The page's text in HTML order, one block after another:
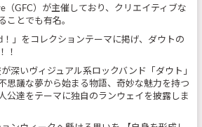
（GFC）が主催しており、クリエイティブな
ことでも有名。
！」をコレクションテーマに掲げ、ダウトの
！
深いヴィジュアル系ロックバンド「ダウト」
思議な夢から始まる物語、奇妙な魅力を持つ
公達をテーマに独自のランウェイを披露しま